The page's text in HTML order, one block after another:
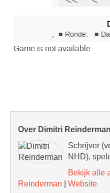
Over Dimitri Reinderman
Schrijver
NHD),
Bekijk alle
Reinderman
Website